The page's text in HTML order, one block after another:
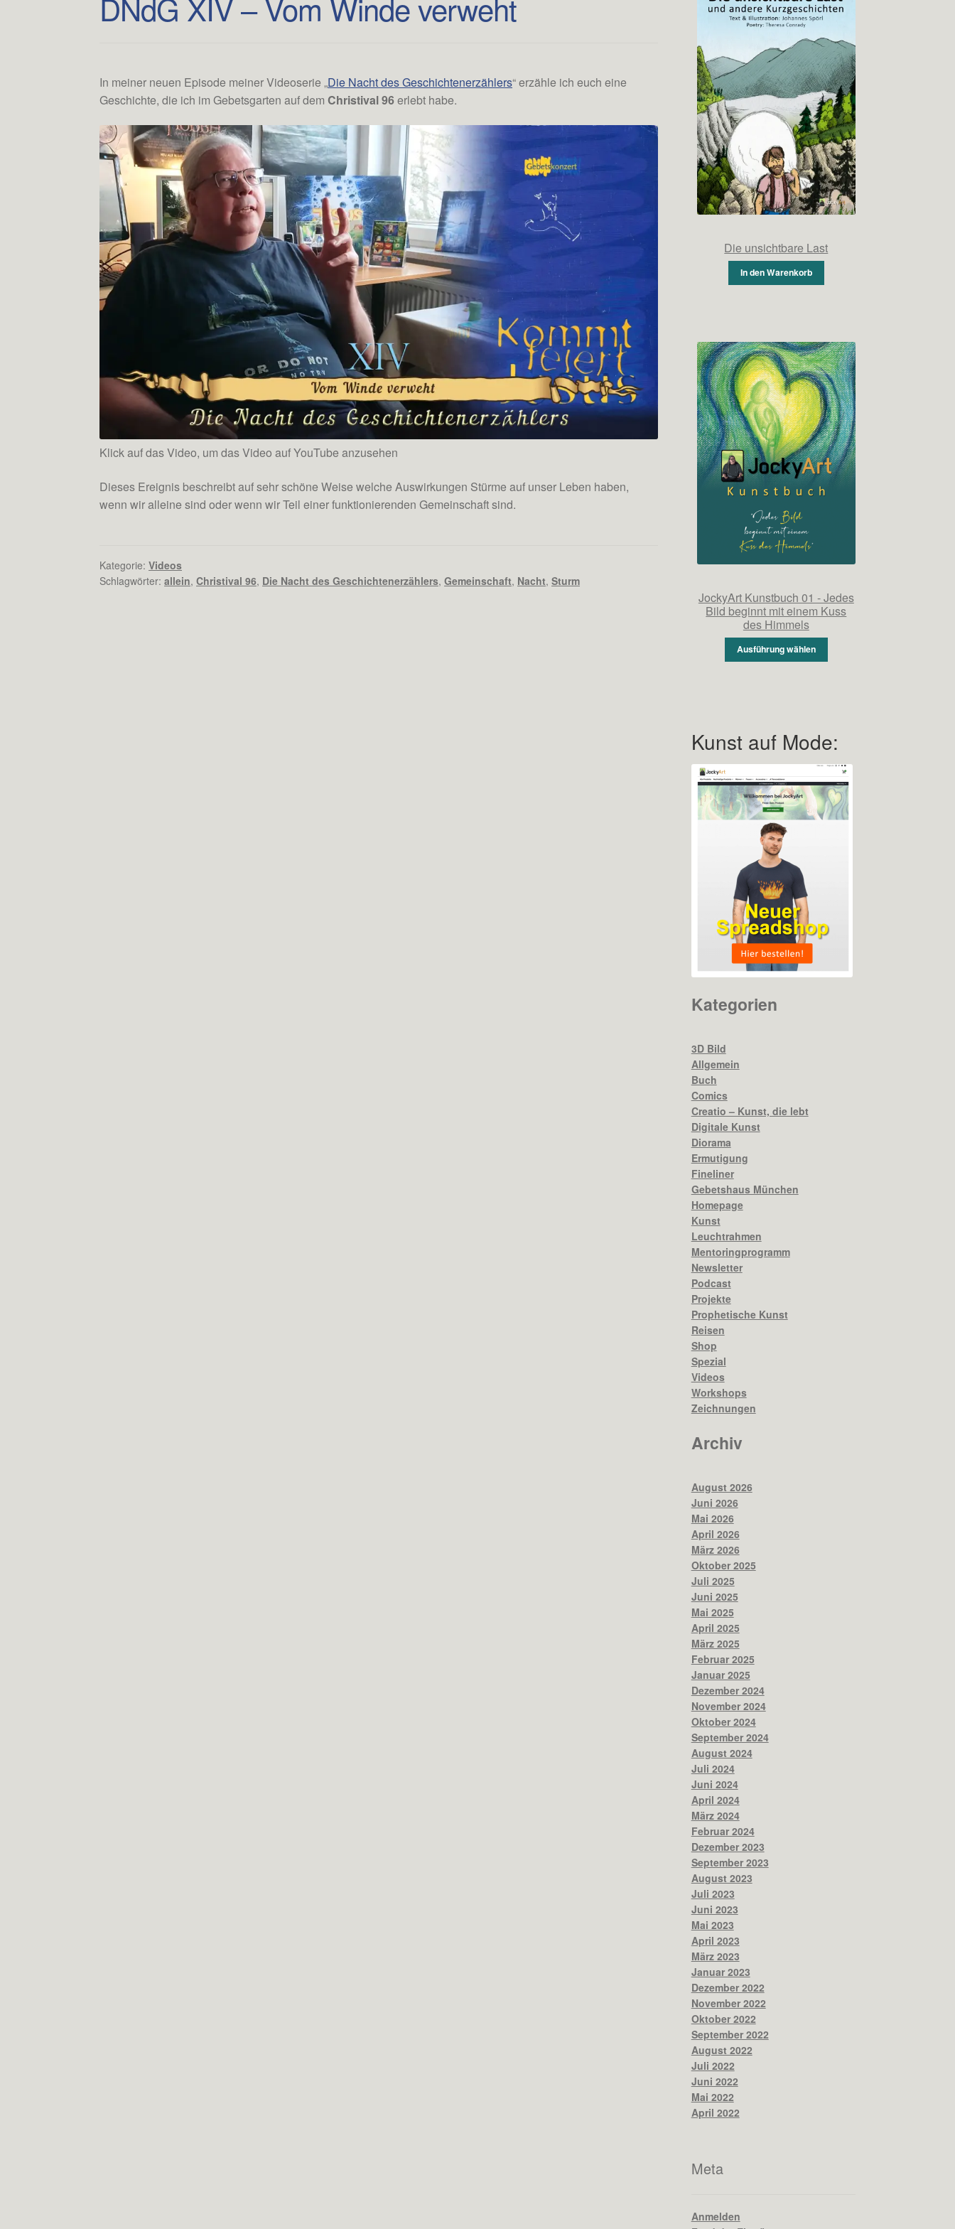
DNdG XIV – Vom Winde verweht
In meiner neuen Episode meiner Videoserie „Die Nacht des Geschichtenerzählers“ erzähle ich euch eine
Geschichte, die ich im Gebetsgarten auf demChristival 96erlebt habe.
Klick auf das Video, um das Video auf YouTube anzusehen
Dieses Ereignis beschreibt auf sehr schöne Weise welche Auswirkungen Stürme auf unser Leben haben,
wenn wir alleine sind oder wenn wir Teil einer funktionierenden Gemeinschaft sind.
Kategorie:Videos
Schlagwörter:allein,Christival 96, Die Nacht des Geschichtenerzählers,Gemeinschaft, Nacht,Sturm
Die unsichtbare Last
In den Warenkorb
JockyArt Kunstbuch 01 - Jedes
Bild beginnt mit einem Kuss
des Himmels
Ausführung wählen
Kunst auf Mode:
Kategorien
3D Bild
Allgemein
Buch
Comics
Creatio – Kunst, die lebt
Digitale Kunst
Diorama
Ermutigung
Fineliner
Gebetshaus München
Homepage
Kunst
Leuchtrahmen
Mentoringprogramm
Newsletter
Podcast
Projekte
Prophetische Kunst
Reisen
Shop
Spezial
Videos
Workshops
Zeichnungen
Archiv
August 2026
Juni 2026
Mai 2026
April 2026
März 2026
Oktober 2025
Juli 2025
Juni 2025
Mai 2025
April 2025
März 2025
Februar 2025
Januar 2025
Dezember 2024
November 2024
Oktober 2024
September 2024
August 2024
Juli 2024
Juni 2024
April 2024
März 2024
Februar 2024
Dezember 2023
September 2023
August 2023
Juli 2023
Juni 2023
Mai 2023
April 2023
März 2023
Januar 2023
Dezember 2022
November 2022
Oktober 2022
September 2022
August 2022
Juli 2022
Juni 2022
Mai 2022
April 2022
Meta
Anmelden